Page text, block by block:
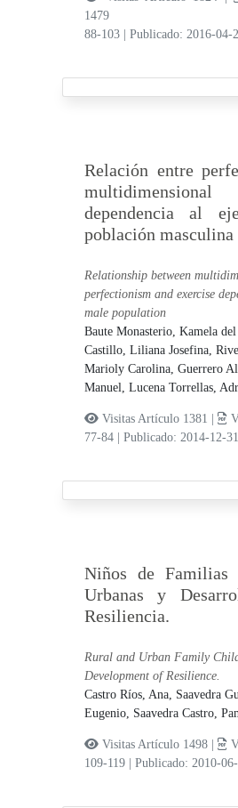
1479
88-103
|Publicado: 2016-04-
Relación entre
dependencia al
población masculina
Relationship between
perfectionism and exercise
male population
Baute Monasterio, Kamela
Castillo, Liliana Josefina,
Marioly Carolina,Guerrero
Manuel,Lucena Torrellas,
Visitas Artículo 1381 |
77-84
|Publicado: 2014-12-31
Niños de Familias
Urbanas y
Resiliencia.
Rural and Urban Family
Development of Resilience.
Castro Ríos, Ana, Saavedra
Eugenio, Saavedra Castro,
Visitas Artículo 1498 |
109-119
|Publicado: 2010-